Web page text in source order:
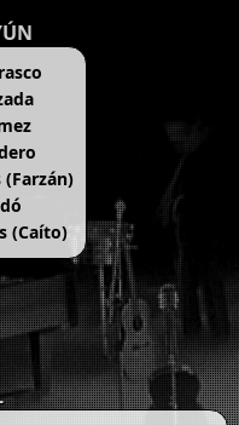
(Farzán)
(Caíto)